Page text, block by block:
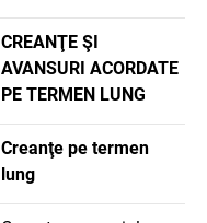
CREANŢE ŞI
AVANSURI ACORDATE
PE TERMEN LUNG
Creanţe pe termen
lung